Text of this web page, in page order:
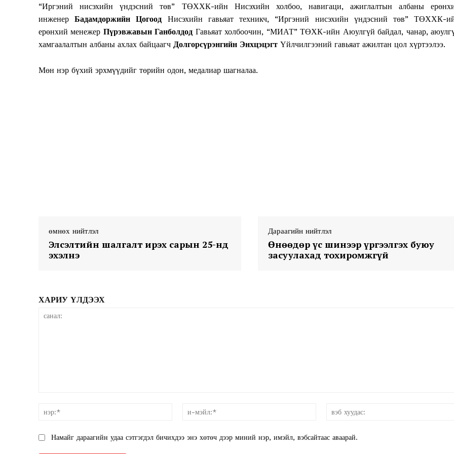
“Иргэний нисэхийн үндэсний төв” ТӨХХК-ийн Нисэхийн холбоо, навигаци, ажиглалтын албаны
инженерБадамдоржийн Цогоод Нисэхийн гавьяат техникч, “Иргэний нисэхийн үндэсний төв” ТӨХХК-
ерөнхий менежер Пүрэвжавын Ганболдод Гавьяат холбоочин, “МИАТ” ТӨХК-ийн Аюулгүй байдал, чанар,
хамгаалалтын албаны ахлах байцаагч Долгорсүрэнгийн Энхцэцэгт Үйлчилгээний гавьяат ажилтан цол хүртээлээ.
Мөн нэр бүхий эрхмүүдийг төрийн одон, медалиар шагналаа.
өмнөх нийтлэл
Элсэлтийн шалгалт ирэх сарын 25-нд
эхэлнэ
Дараагийн нийтлэл
Өнөөдөр үс шинээр үргээлгэх буюу
засуулахад тохиромжгүй
ХАРИУ ҮЛДЭЭХ
Намайг дараагийн удаа сэтгэгдэл бичихдээ энэ хөтөч дээр миний нэр, имэйл, вэбсайтаас аваарай.